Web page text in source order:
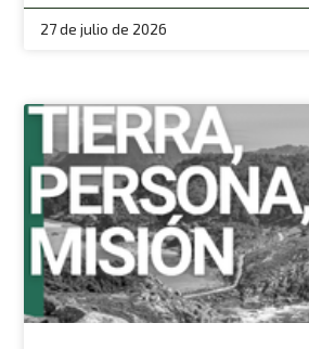
27 de julio de 2026